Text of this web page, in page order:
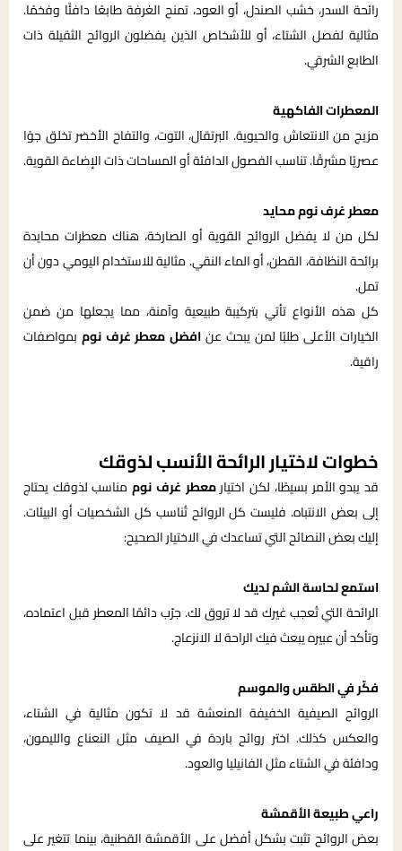
رائحة السدر، خشب الصندل، أو العود، تمنح الغرفة طابعًا دافئًا وفخمًا.
مثالية لفصل الشتاء، أو للأشخاص الذين يفضلون الروائح الثقيلة ذات
الطابع الشرقي.
المعطرات الفاكهية
مزيج من الانتعاش والحيوية. البرتقال، التوت، والتفاح الأخضر تخلق جوًا
عصريًا مشرقًا. تناسب الفصول الدافئة أو المساحات ذات الإضاءة القوية.
معطر غرف نوم محايد
لكل من لا يفضل الروائح القوية أو الصارخة، هناك معطرات محايدة
برائحة النظافة، القطن، أو الماء النقي. مثالية للاستخدام اليومي دون أن
تمل.
كل هذه الأنواع تأتي بتركيبة طبيعية وآمنة، مما يجعلها من ضمن
الخيارات الأعلى طلبًا لمن يبحث عنافضل معطر غرف نوم بمواصفات
راقية.
خطوات لاختيار الرائحة الأنسب لذوقك
قد يبدو الأمر بسيطًا، لكن اختيارمعطر غرف نوممناسب لذوقك يحتاج
إلى بعض الانتباه. فليست كل الروائح تُناسب كل الشخصيات أو البيئات.
إليك بعض النصائح التي تساعدك في الاختيار الصحيح:
استمع لحاسة الشم لديك
الرائحة التي تُعجب غيرك قد لا تروق لك. جرّب دائمًا المعطر قبل اعتماده،
وتأكد أن عبيره يبعث فيك الراحة لا الانزعاج.
فكّر في الطقس والموسم
الروائح الصيفية الخفيفة المنعشة قد لا تكون مثالية في الشتاء،
والعكس كذلك. اختر روائح باردة في الصيف مثل النعناع والليمون،
ودافئة في الشتاء مثل الفانيليا والعود.
راعي طبيعة الأقمشة
بعض الروائح تثبت بشكل أفضل على الأقمشة القطنية، بينما تتغير على